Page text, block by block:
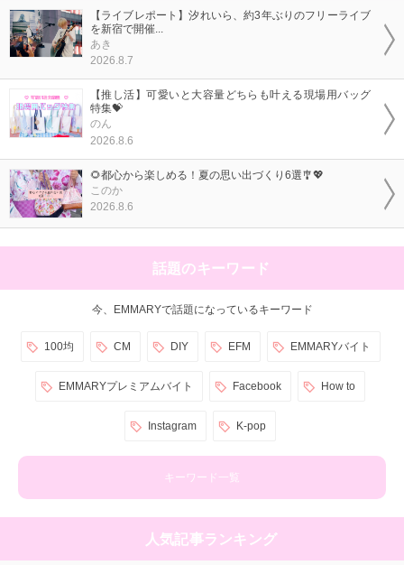
【ライブレポート】汐れいら、約3年ぶりのフリーライブ
を新宿で開催...
あき
2026.8.7
【推し活】可愛いと大容量どちらも叶える現場用バッグ
特集💝
のん
2026.8.6
🌻都心から楽しめる！夏の思い出づくり6選🎐💖
このか
2026.8.6
話題のキーワード
今、EMMARYで話題になっているキーワード
100均 CM DIY EFM EMMARYバイト
EMMARYプレミアムバイト Facebook How to
Instagram K-pop
キーワード一覧
人気記事ランキング